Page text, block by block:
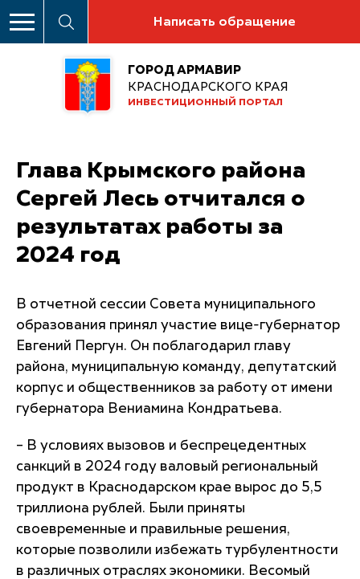
Написать обращение
ГОРОД АРМАВИР
КРАСНОДАРСКОГО КРАЯ
ИНВЕСТИЦИОННЫЙ ПОРТАЛ
Глава Крымского района
Сергей Лесь отчитался о
результатах работы за
2024 год
В отчетной сессии Совета муниципального
образования принял участие вице-губернатор
Евгений Пергун. Он поблагодарил главу
района, муниципальную команду, депутатский
корпус и общественников за работу от имени
губернатора Вениамина Кондратьева.
– В условиях вызовов и беспрецедентных
санкций в 2024 году валовый региональный
продукт в Краснодарском крае вырос до 5,5
триллиона рублей. Были приняты
своевременные и правильные решения,
которые позволили избежать турбулентности
в различных отраслях экономики. Весомый